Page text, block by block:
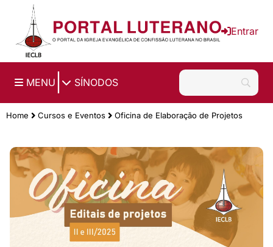
Ir para o conteúdo principal
Entrar
MENU SÍNODOS
Home Cursos e Eventos Oficina de Elaboração de Projetos